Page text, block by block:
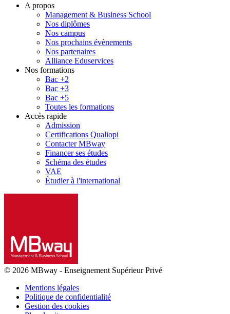
A propos
Management & Business School
Nos diplômes
Nos campus
Nos prochains évènements
Nos partenaires
Alliance Eduservices
Nos formations
Bac +2
Bac +3
Bac +5
Toutes les formations
Accès rapide
Admission
Certifications Qualiopi
Contacter MBway
Financer ses études
Schéma des études
VAE
Étudier à l'international
© 2026 MBway - Enseignement Supérieur Privé
Mentions légales
Politique de confidentialité
Gestion des cookies